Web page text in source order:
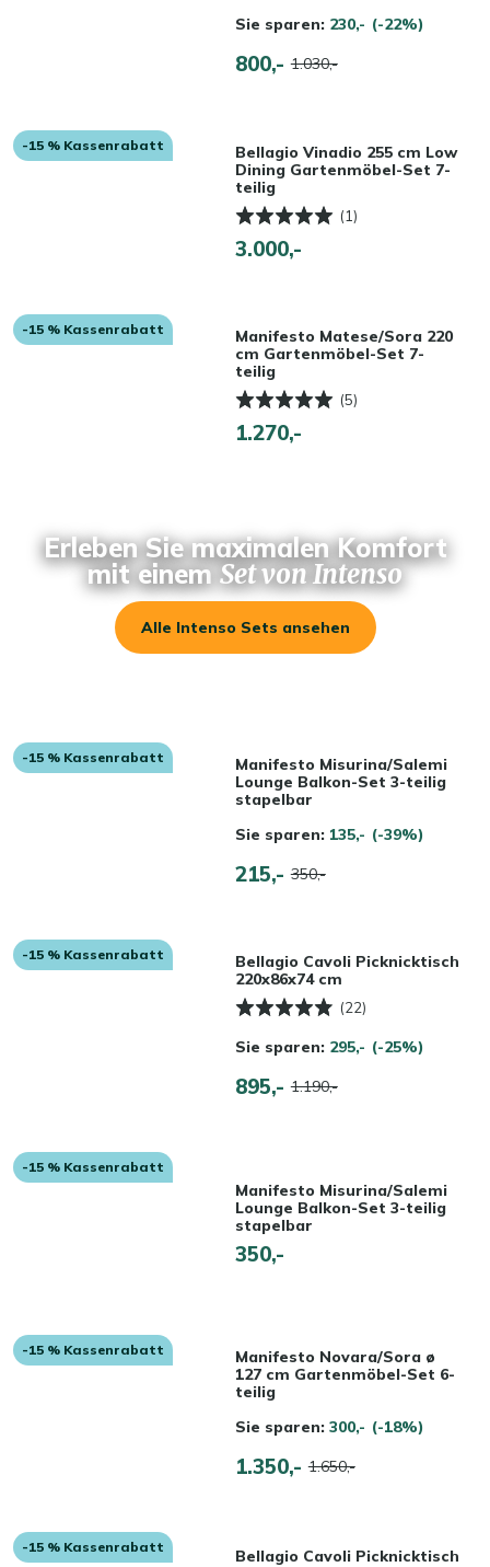
Sie sparen: 230,- (-22%)
800,- 1.030,-
-15 % Kassenrabatt
Bellagio Vinadio 255 cm Low
Dining Gartenmöbel-Set 7-
teilig
(1)
3.000,-
-15 % Kassenrabatt
Manifesto Matese/Sora 220
cm Gartenmöbel-Set 7-
teilig
(5)
1.270,-
Erleben Sie maximalen Komfort
mit einem Set von Intenso
Alle Intenso Sets ansehen
-15 % Kassenrabatt
Manifesto Misurina/Salemi
Lounge Balkon-Set 3-teilig
stapelbar
Sie sparen: 135,- (-39%)
215,- 350,-
-15 % Kassenrabatt
Bellagio Cavoli Picknicktisch
220x86x74 cm
(22)
Sie sparen: 295,- (-25%)
895,- 1.190,-
-15 % Kassenrabatt
Manifesto Misurina/Salemi
Lounge Balkon-Set 3-teilig
stapelbar
350,-
-15 % Kassenrabatt
Manifesto Novara/Sora ø
127 cm Gartenmöbel-Set 6-
teilig
Sie sparen: 300,- (-18%)
1.350,- 1.650,-
-15 % Kassenrabatt
Bellagio Cavoli Picknicktisch